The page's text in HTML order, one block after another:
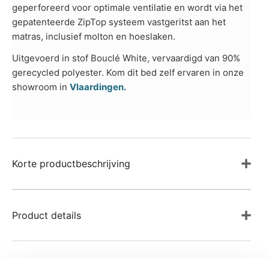
geperforeerd voor optimale ventilatie en wordt via het
gepatenteerde ZipTop systeem vastgeritst aan het
matras, inclusief molton en hoeslaken.
Uitgevoerd in stof Bouclé White, vervaardigd van 90%
gerecycled polyester. Kom dit bed zelf ervaren in onze
showroom in Vlaardingen.
Korte productbeschrijving
Product details